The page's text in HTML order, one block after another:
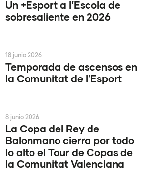
Un +Esport a l’Escola de
sobresaliente en 2026
Temporada de ascensos en
la Comunitat de l’Esport
18 junio 2026
La Copa del Rey de
Balonmano cierra por todo
lo alto el Tour de Copas de
la Comunitat Valenciana
8 junio 2026